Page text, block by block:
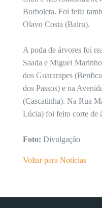
Borboleta. Foi feita
Olavo Costa (Bairu).
A poda de árvores foi
Saada e Miguel
dos Guararapes
dos Passos) e na
(Cascatinha). Na Rua
Lúcia) foi feito corte de
Foto: Divulgação
Voltar para Notícias